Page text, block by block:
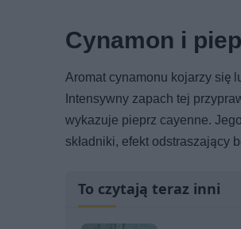
Cynamon i
Aromat cynamonu kojarzy się
Intensywny zapach tej
wykazuje pieprz cayenne.
składniki, efekt odstraszający
To czytają teraz inni